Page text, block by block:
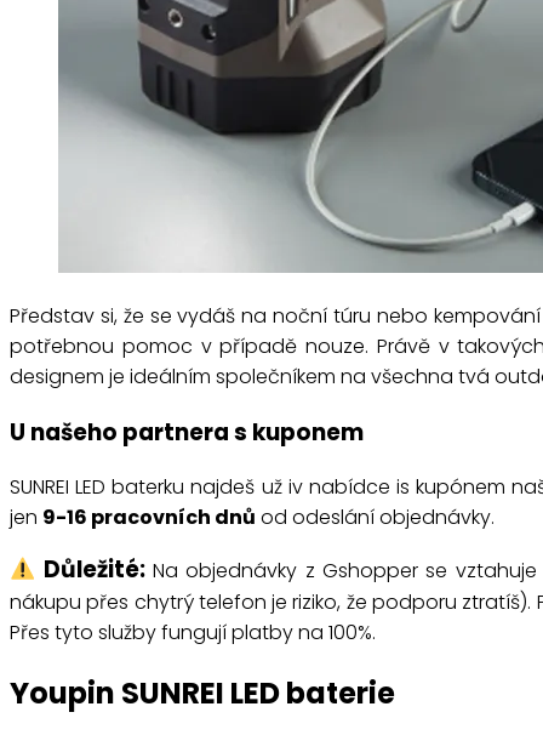
Představ si, že se vydáš na noční túru nebo
potřebnou pomoc v případě nouze. Právě v
designem je ideálním společníkem na všechna tvá
U našeho partnera s kuponem
SUNREI LED baterku najdeš už iv nabídce is
jen 9-16 pracovních dnů od odeslání objednávky.
Důležité:Na objednávky z Gshopper se
nákupu přes chytrý telefon je riziko, že podporu
Přes tyto služby fungují platby na 100%.
Youpin SUNREI LED baterie